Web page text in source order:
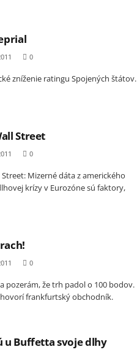
0
zníženie ratingu Spojených štátov.
Street
0
Mizerné dáta z amerického
krízy v Eurozóne sú faktory,
0
pozerám, že trh padol o 100 bodov.
frankfurtský obchodník.
u Buffetta svoje dlhy